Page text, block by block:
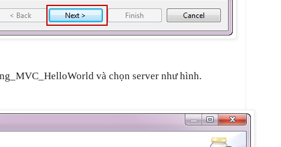
và chọn server như hình.